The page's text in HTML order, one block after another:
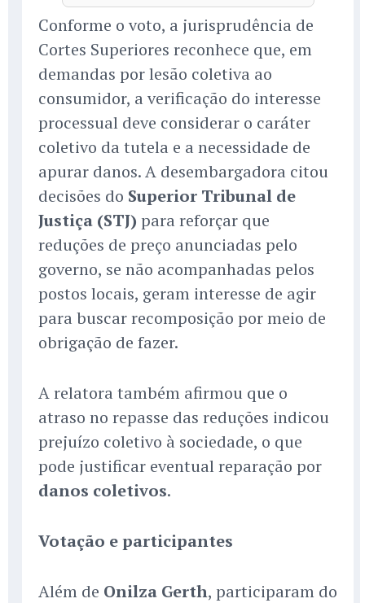
Conforme o voto, a jurisprudência de
Cortes Superiores reconhece que, em
demandas por lesão coletiva ao
consumidor, a verificação do interesse
processual deve considerar o caráter
coletivo da tutela e a necessidade de
apurar danos. A desembargadora citou
decisões do Superior Tribunal de
Justiça (STJ) para reforçar que
reduções de preço anunciadas pelo
governo, se não acompanhadas pelos
postos locais, geram interesse de agir
para buscar recomposição por meio de
obrigação de fazer.
A relatora também afirmou que o
atraso no repasse das reduções indicou
prejuízo coletivo à sociedade, o que
pode justificar eventual reparação por
danos coletivos.
Votação e participantes
Além de Onilza Gerth, participaram do